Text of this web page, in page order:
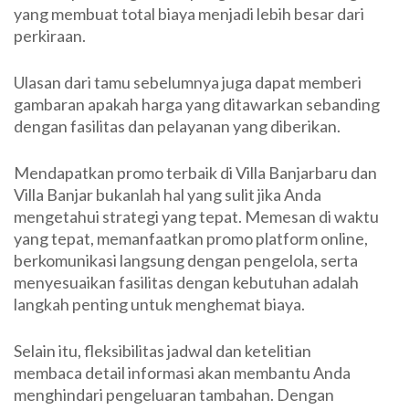
yang membuat total biaya menjadi lebih besar dari
perkiraan.
Ulasan dari tamu sebelumnya juga dapat memberi
gambaran apakah harga yang ditawarkan sebanding
dengan fasilitas dan pelayanan yang diberikan.
Mendapatkan promo terbaik di Villa Banjarbaru dan
Villa Banjar bukanlah hal yang sulit jika Anda
mengetahui strategi yang tepat. Memesan di waktu
yang tepat, memanfaatkan promo platform online,
berkomunikasi langsung dengan pengelola, serta
menyesuaikan fasilitas dengan kebutuhan adalah
langkah penting untuk menghemat biaya.
Selain itu, fleksibilitas jadwal dan ketelitian
membaca detail informasi akan membantu Anda
menghindari pengeluaran tambahan. Dengan